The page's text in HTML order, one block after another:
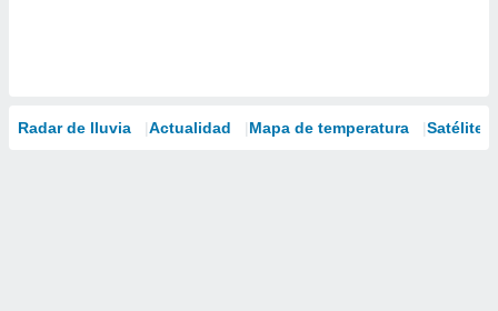
Radar de lluvia Actualidad Mapa de temperatura Satélites